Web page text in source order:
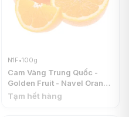
N1F•100g
Cam Vàng Trung Quốc -
Golden Fruit - Navel Orange
Class 1 - N1F
Tạm hết hàng